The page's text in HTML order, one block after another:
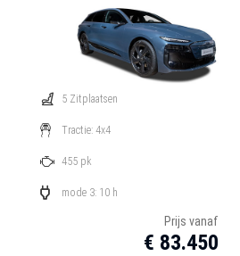
5 Zitplaatsen
Tractie: 4x4
455 pk
mode 3: 10 h
Prijs vanaf
€ 83.450